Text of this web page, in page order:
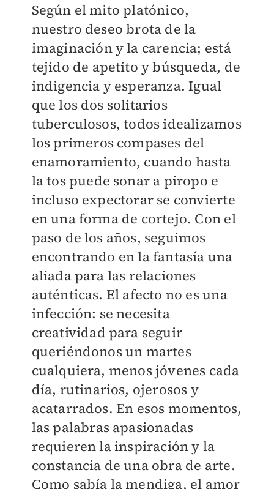
Según el mito platónico,
nuestro deseo brota de la
imaginación y la carencia; está
tejido de apetito y búsqueda, de
indigencia y esperanza. Igual
que los dos solitarios
tuberculosos, todos idealizamos
los primeros compases del
enamoramiento, cuando hasta
la tos puede sonar a piropo e
incluso expectorar se convierte
en una forma de cortejo. Con el
paso de los años, seguimos
encontrando en la fantasía una
aliada para las relaciones
auténticas. El afecto no es una
infección: se necesita
creatividad para seguir
queriéndonos un martes
cualquiera, menos jóvenes cada
día, rutinarios, ojerosos y
acatarrados. En esos momentos,
las palabras apasionadas
requieren la inspiración y la
constancia de una obra de arte.
Como sabía la mendiga, el amor